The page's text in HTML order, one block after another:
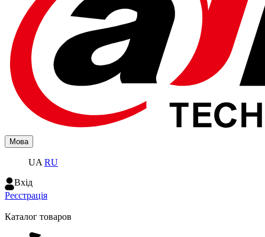
Мова
UA RU
Вхiд
Реєстрація
Каталог товаров